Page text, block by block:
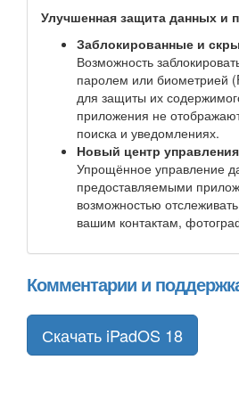
Улучшенная защита данных и
Заблокированные и
Возможность
паролем или биометрией
для защиты их
приложения не
поиска и уведомлениях.
Новый центр
Упрощённое управление
предоставляемыми
возможностью
вашим контактам,
Комментарии и
Скачать iPadOS 18